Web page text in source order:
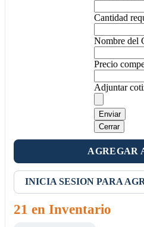
Cantidad
Nombre del
Precio
Adjuntar
Enviar
Cerrar
AGREGAR
INICIA SESION PARA
21 en Inventario